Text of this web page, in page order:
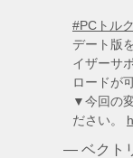
#PCトル
デート版
イザーサ
ロードが
▼今回の
ださい。
— ベクト